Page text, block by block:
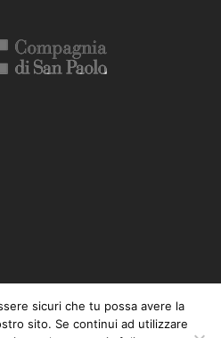
sicuri che tu possa avere la
sito. Se continui ad utilizzare